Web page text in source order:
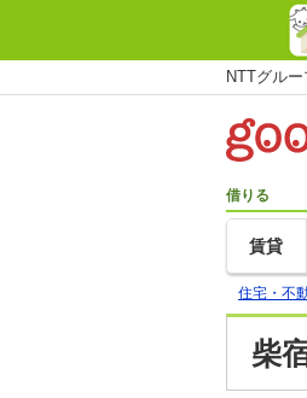
NTTグル
借りる
賃貸
住宅・不
柴